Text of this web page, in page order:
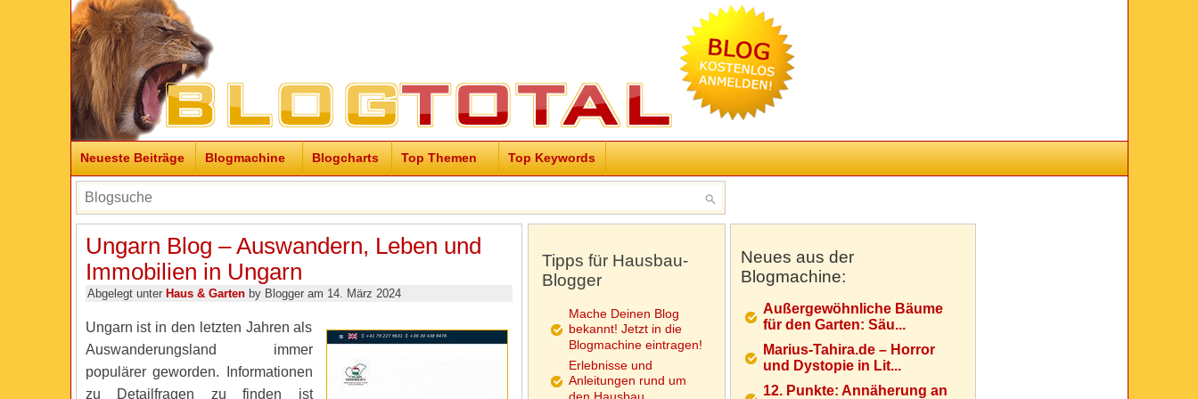
Neueste Beiträge Blogmachine Blogcharts Top Themen Top Keywords
Ungarn Blog – Auswandern, Leben und
Immobilien in Ungarn
Abgelegt unter Haus & Gartenby Blogger am 14. März 2024
Ungarn ist in den letzten Jahren als
Auswanderungsland immer
populärer geworden. Informationen
zu Detailfragen zu finden ist
Neues aus der
Blogmachine:
Außergewöhnliche Bäume
für den Garten: Säu...
Marius-Tahira.de – Horror
und Dystopie in Lit...
12. Punkte: Annäherung an
Tipps für Hausbau-
Blogger
Mache Deinen Blog
bekannt! Jetzt in die
Blogmachine eintragen!
Erlebnisse und
Anleitungen rund um